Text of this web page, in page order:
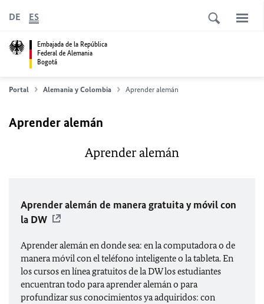
Embajada de la República
Federal de Alemania
Bogotá
DE ES
Portal Alemania y Colombia Aprender alemán
Aprender alemán
Aprender alemán
Aprender alemán de manera gratuita y móvil con
la DW
Aprender alemán en donde sea: en la computadora o de
manera móvil con el teléfono inteligente o la tableta. En
los cursos en línea gratuitos de la DW los estudiantes
encuentran todo para aprender alemán o para
profundizar sus conocimientos ya adquiridos: con